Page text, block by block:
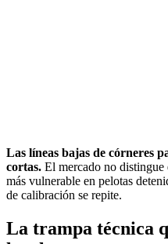
Las líneas bajas de córneres
cortas. El mercado no distingue
más vulnerable en pelotas
de calibración se repite.
La trampa técnica